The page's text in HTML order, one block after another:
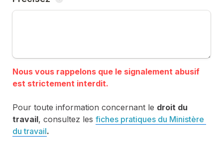
Nous vous rappelons que le signalement abusif
Pour toute information concernant le droit du
travail, consultez les fiches pratiques du Ministère
du travail